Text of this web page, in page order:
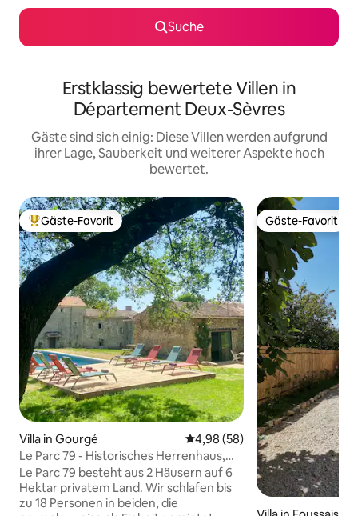
Suche
Erstklassig bewertete Villen in
Département Deux-Sèvres
Gäste sind sich einig: Diese Villen werden aufgrund
ihrer Lage, Sauberkeit und weiterer Aspekte hoch
bewertet.
Beliebter Gäste-Favorit.
Gäste-Favorit
Villa in Gourgé Durchschnittliche Bewertung:
4,98 (58)
Le Parc 79 - Historisches Herrenhaus,
Gästehaus & Pool
Le Parc 79 besteht aus 2 Häusern auf 6
Hektar privatem Land. Wir schlafen bis
zu 18 Personen in beiden, die
Gäste-Favorit
Gäste-Favorit